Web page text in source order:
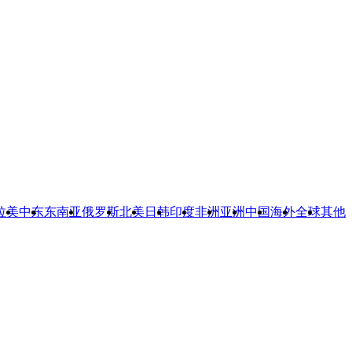
美中东东南亚俄罗斯北美 日韩印度非洲 亚洲中国海外全球其他